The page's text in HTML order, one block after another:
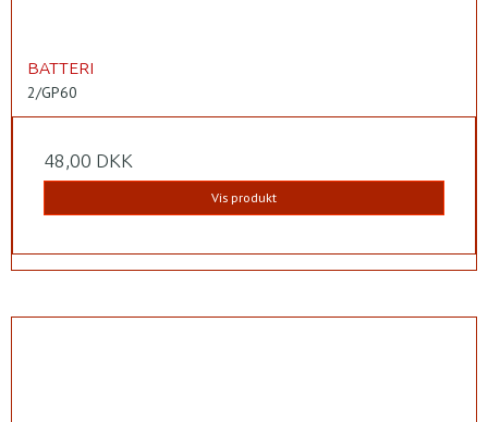
BATTERI
2/GP60
48,00 DKK
Vis produkt